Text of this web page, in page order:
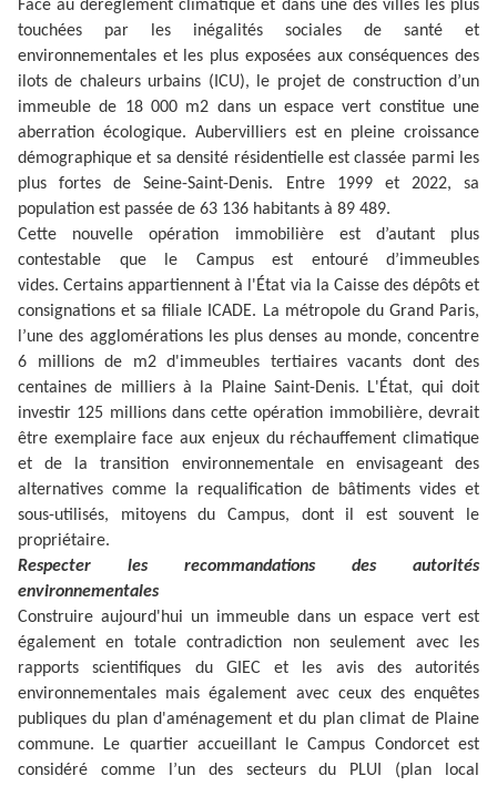
Face au dérèglement climatique et dans une des villes les plus
touchées par les inégalités sociales de santé et
environnementales et les plus exposées aux conséquences des
ilots de chaleurs urbains (ICU), le projet de construction d’un
immeuble de 18 000 m2 dans un espace vert constitue une
aberration écologique. Aubervilliers est en pleine croissance
démographique et sa densité résidentielle est classée parmi les
plus fortes de Seine-Saint-Denis. Entre 1999 et 2022, sa
population est passée de 63 136 habitants à 89 489.
Cette nouvelle opération immobilière est d’autant plus
contestable que le Campus est entouré d’immeubles
vides. Certains appartiennent à l'État via la Caisse des dépôts et
consignations et sa filiale ICADE. La métropole du Grand Paris,
l’une des agglomérations les plus denses au monde, concentre
6 millions de m2 d'immeubles tertiaires vacants dont des
centaines de milliers à la Plaine Saint-Denis. L'État, qui doit
investir 125 millions dans cette opération immobilière, devrait
être exemplaire face aux enjeux du réchauffement climatique
et de la transition environnementale en envisageant des
alternatives comme la requalification de bâtiments vides et
sous-utilisés, mitoyens du Campus, dont il est souvent le
propriétaire.
Respecter les recommandations des autorités
environnementales
Construire aujourd'hui un immeuble dans un espace vert est
également en totale contradiction non seulement avec les
rapports scientifiques du GIEC et les avis des autorités
environnementales mais également avec ceux des enquêtes
publiques du plan d'aménagement et du plan climat de Plaine
commune. Le quartier accueillant le Campus Condorcet est
considéré comme l’un des secteurs du PLUI (plan local